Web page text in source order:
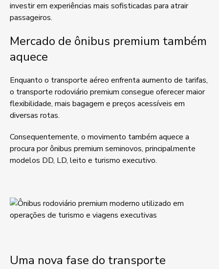
investir em experiências mais sofisticadas para atrair
passageiros.
Mercado de ônibus premium também
aquece
Enquanto o transporte aéreo enfrenta aumento de tarifas,
o transporte rodoviário premium consegue oferecer maior
flexibilidade, mais bagagem e preços acessíveis em
diversas rotas.
Consequentemente, o movimento também aquece a
procura por ônibus premium seminovos, principalmente
modelos DD, LD, leito e turismo executivo.
Uma nova fase do transporte